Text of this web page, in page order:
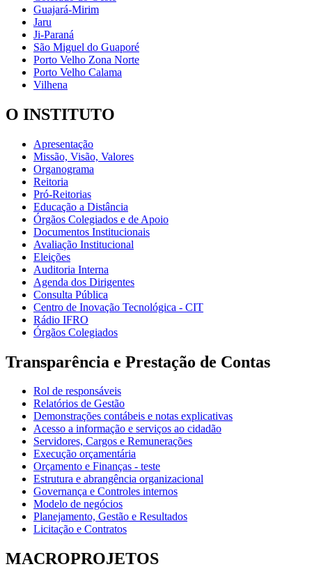
Guajará-Mirim
Jaru
Ji-Paraná
São Miguel do Guaporé
Porto Velho Zona Norte
Porto Velho Calama
Vilhena
O INSTITUTO
Apresentação
Missão, Visão, Valores
Organograma
Reitoria
Pró-Reitorias
Educação a Distância
Órgãos Colegiados e de Apoio
Documentos Institucionais
Avaliação Institucional
Eleições
Auditoria Interna
Agenda dos Dirigentes
Consulta Pública
Centro de Inovação Tecnológica - CIT
Rádio IFRO
Órgãos Colegiados
Transparência e Prestação de Contas
Rol de responsáveis
Relatórios de Gestão
Demonstrações contábeis e notas explicativas
Acesso a informação e serviços ao cidadão
Servidores, Cargos e Remunerações
Execução orçamentária
Orçamento e Finanças - teste
Estrutura e abrangência organizacional
Governança e Controles internos
Modelo de negócios
Planejamento, Gestão e Resultados
Licitação e Contratos
MACROPROJETOS